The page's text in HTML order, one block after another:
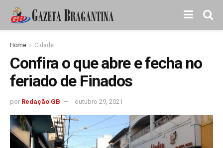
Home Cidade
Confira o que abre e fecha no
feriado de Finados
por Redação GB outubro 29, 2021